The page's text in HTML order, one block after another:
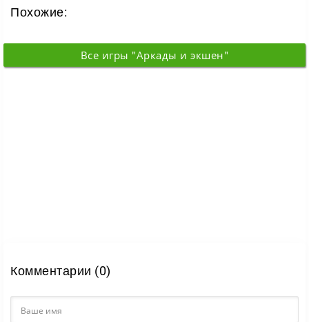
Похожие:
Все игры "Аркады и экшен"
Комментарии (0)